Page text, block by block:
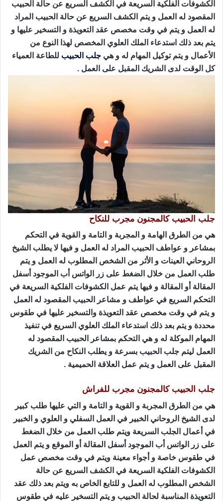
الكشوفات الفلكية السريعة في الكشف السريع عن حالة الحبيب
المقصود له العمل و يتم الكشف السريع عن حالة الحبيب المراد
له العمل و يتم في وقت مخصص عقد التعويذة و التسخير عليها و
يتم بعد ذلك استدعاء الملك العلوي المخصص لهذا النوع من
الأعمال و يتم توكيل المهام له و هي جلب الحبيب للطاعة العمياء
كل الوقت لدى الشريك المقبل على العمل .
جلب الحبيب كالمجنون مجرب للنكاح
هي من الطرق الهامة و المجربة و التامة و القوية في التحكم
بمشاعر و عواطف الحبيب المراد له العمل و فيها لا يطلب الشيخ
الروحاني العينات و الأثر من الشخص المطلوب له العمل و يتم
طلب العمل من خلال الضغط على زر الواتس أب الموجود أسفل
المقالة أو المقالة و فيها يتم عمل الكشوفات الفلكية السريعة في
التحكم السريع في عواطف و مشاعر الحبيب المقصود له العمل
و يتم في وقت مخصص عقد التعويذة والتسخير عليها في طقوس
محددة و يتم بعد ذلك استدعاء الملك العلوي السريع في تنفيذ
المهام الموكلة له و هي التحكم بمشاعر الحبيب المقصود له
العمل ليتم جلب الحبيب بسرعة و يطلب النكاح من الشريك
المقبل على العمل و يتم عمل العلاقة الحميمية .
جلب الحبيب كالمجنون مجرب للفراش
هي من الطرق المجربة و القوية و التامة و التي عليها طلب كبير
لدى الشيخ الروحاني الخبير في العمل السفلي و العلوي و الخبير
في أعمال الجلب السريعة ويتم طلب العمل من خلال الضغط
على زر الواتس أب الموجود أسفل المقالة أو الموقع و يتم العمل
في طقوس خاصة و أجواء معينة ويتم في وقت مخصص عمل
الكشوفات الفلكية السريعة في الكشف السريع عن حالة
الشخص المطلوب له العمل و للتابع الخاص به ويتم بعد ذلك عقد
التعويذة المناسبة لحالة الحبيب و يتم التسخير عليه في طقوس